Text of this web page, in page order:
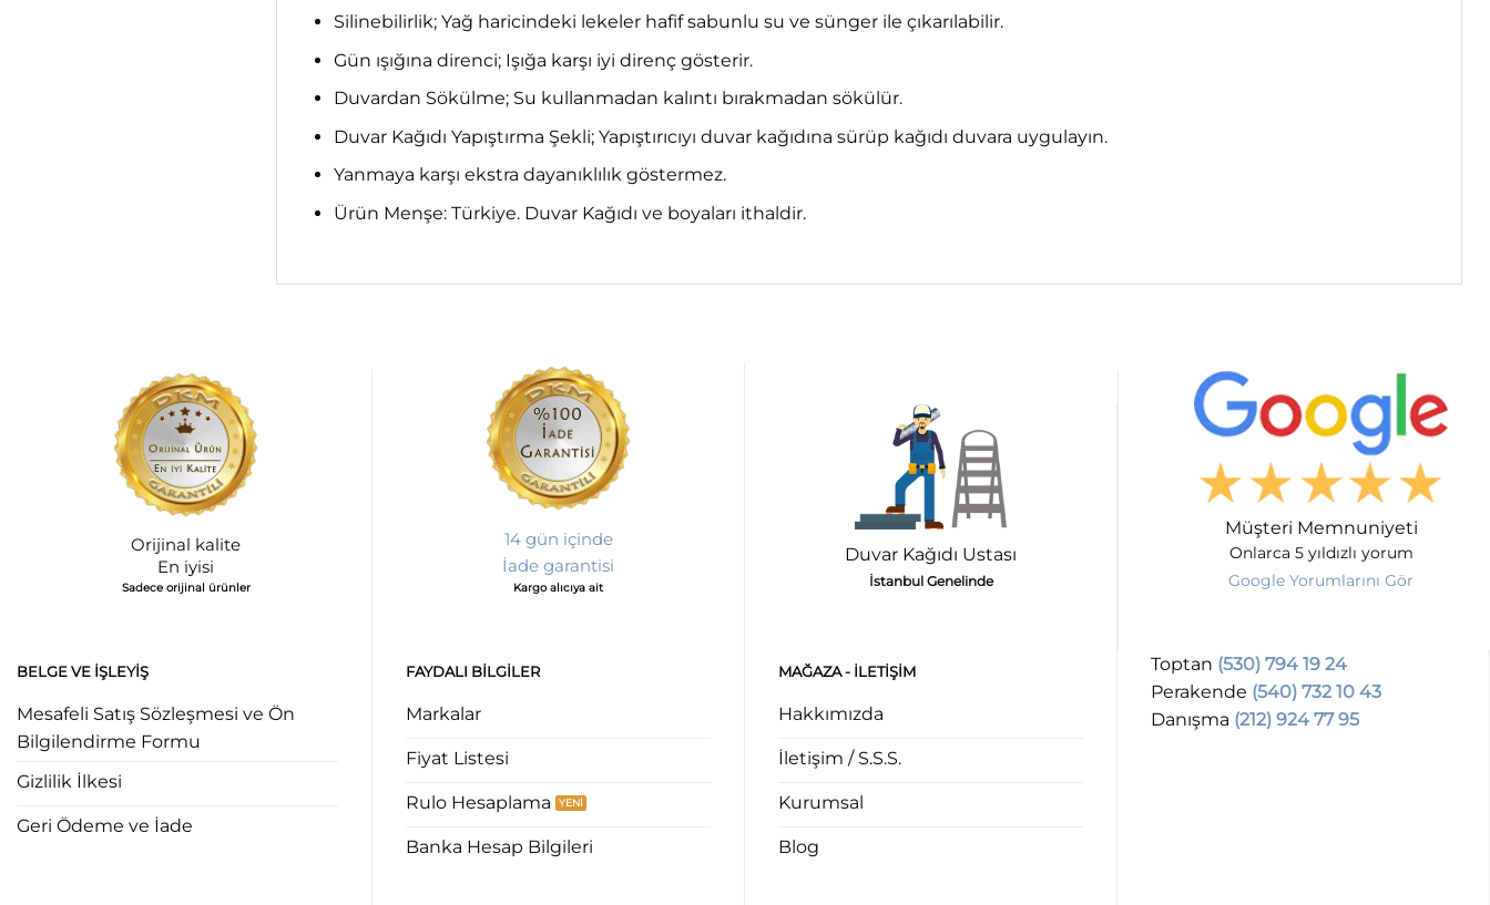
Silinebilirlik; Yağ haricindeki lekeler hafif sabunlu su ve sünger ile çıkarılabilir.
Gün ışığına direnci; Işığa karşı iyi direnç gösterir.
Duvardan Sökülme; Su kullanmadan kalıntı bırakmadan sökülür.
Duvar Kağıdı Yapıştırma Şekli; Yapıştırıcıyı duvar kağıdına sürüp kağıdı duvara uygulayın.
Yanmaya karşı ekstra dayanıklılık göstermez.
Ürün Menşe: Türkiye. Duvar Kağıdı ve boyaları ithaldir.
Orijinal kalite
En iyisi
Sadece orijinal ürünler
14 gün içinde
İade garantisi
Kargo alıcıya ait
Duvar Kağıdı Ustası
İstanbul Genelinde
Müşteri Memnuniyeti
Onlarca 5 yıldızlı yorum
Google Yorumlarını Gör
BELGE VE İŞLEYIŞ
Mesafeli Satış Sözleşmesi ve Ön
Bilgilendirme Formu
Gizlilik İlkesi
Geri Ödeme ve İade
FAYDALI BILGILER
Markalar
Fiyat Listesi
Rulo Hesaplama
Banka Hesap Bilgileri
MAĞAZA - ILETIŞIM
Hakkımızda
İletişim / S.S.S.
Kurumsal
Blog
Toptan (530) 794 19 24
Perakende (540) 732 10 43
Danışma (212) 924 77 95